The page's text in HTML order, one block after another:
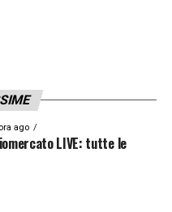
ago
LIVE: tutte le